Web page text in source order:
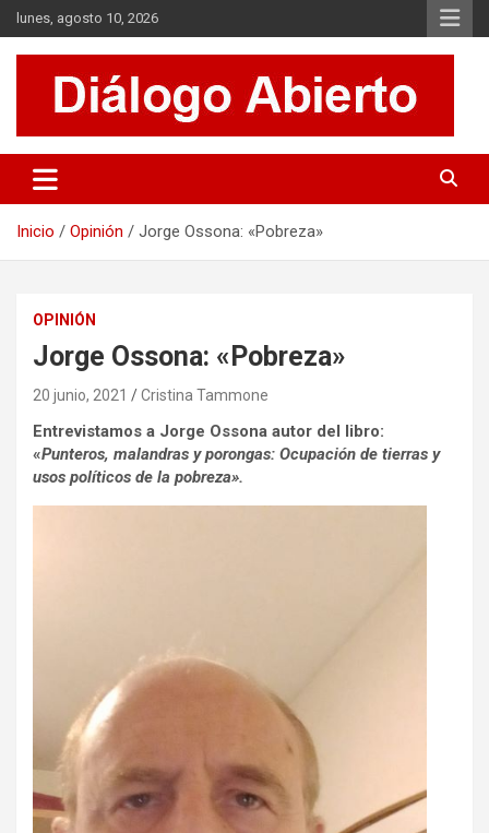
Saltar
al
contenido
lunes, agosto 10, 2026
Diálogo Abierto
Se tratan diversos temas de actualidad buscando hacer un
aporte a la sociedad, brindando información relevante de lo que
Inicio Opinión Jorge Ossona: «Pobreza»
OPINIÓN
Jorge Ossona: «Pobreza»
20 junio, 2021 Cristina Tammone
Entrevistamos a Jorge Ossona autor del libro:
«Punteros, malandras y porongas: Ocupación de tierras y
usos políticos de la pobreza».